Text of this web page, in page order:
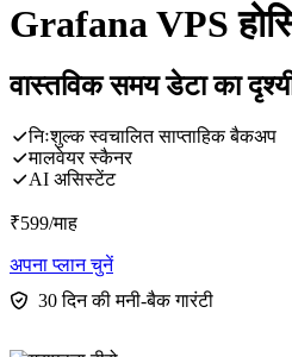
Grafana VPS
वास्तविक समय डेटा का
निःशुल्क स्वचालित साप्ताहिक बैकअप
मालवेयर स्कैनर
AI असिस्टेंट
₹599/माह
अपना प्लान चुनें
30 दिन की मनी-बैक गारंटी